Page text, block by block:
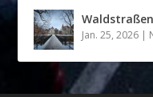
Jan. 25, 2026 |